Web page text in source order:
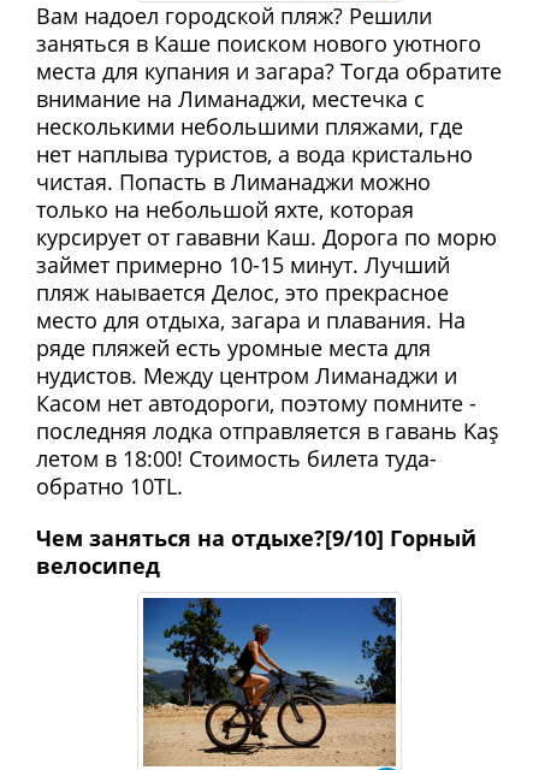
Вам надоел городской пляж? Решили
заняться в Каше поиском нового уютного
места для купания и загара? Тогда обратите
внимание на Лиманаджи, местечка с
несколькими небольшими пляжами, где
нет наплыва туристов, а вода кристально
чистая. Попасть в Лиманаджи можно
только на небольшой яхте, которая
курсирует от гававни Каш. Дорога по морю
займет примерно 10-15 минут. Лучший
пляж наывается Делос, это прекрасное
место для отдыха, загара и плавания. На
ряде пляжей есть уромные места для
нудистов. Между центром Лиманаджи и
Касом нет автодороги, поэтому помните -
последняя лодка отправляется в гавань Kaş
летом в 18:00! Стоимость билета туда-
обратно 10TL.
Чем заняться на отдыхе?[9/10] Горный
велосипед